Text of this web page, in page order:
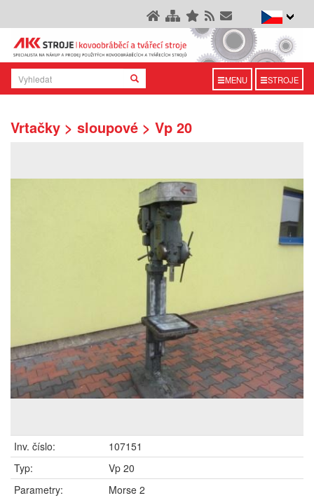
MENU STROJE
Vrtačky > sloupové > Vp 20
Inv. číslo:
107151
Typ:
Vp 20
Parametry:
Morse 2